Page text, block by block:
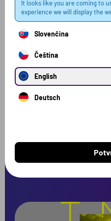
Vaše
Pridať Google recenziu
It looks like you are coming to
experience we will display the
Slovenčina
Čeština
English
Deutsch